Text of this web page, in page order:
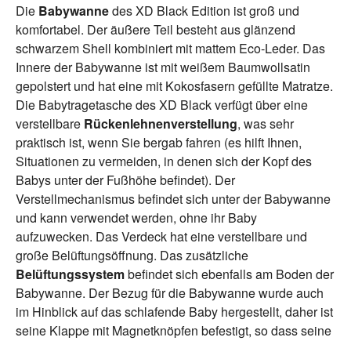
Die Babywannedes XD Black Edition ist groß und
komfortabel. Der äußere Teil besteht aus glänzend
schwarzem Shell kombiniert mit mattem Eco-Leder. Das
Innere der Babywanne ist mit weißem Baumwollsatin
gepolstert und hat eine mit Kokosfasern gefüllte Matratze.
Die Babytragetasche des XD Black verfügt über eine
verstellbare Rückenlehnenverstellung, was sehr
praktisch ist, wenn Sie bergab fahren (es hilft Ihnen,
Situationen zu vermeiden, in denen sich der Kopf des
Babys unter der Fußhöhe befindet). Der
Verstellmechanismus befindet sich unter der Babywanne
und kann verwendet werden, ohne ihr Baby
aufzuwecken. Das Verdeck hat eine verstellbare und
große Belüftungsöffnung. Das zusätzliche
Belüftungssystembefindet sich ebenfalls am Boden der
Babywanne. Der Bezug für die Babywanne wurde auch
im Hinblick auf das schlafende Baby hergestellt, daher ist
seine Klappe mit Magnetknöpfen befestigt, so dass seine